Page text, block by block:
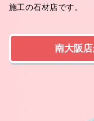
施工の石材店です。
南大阪